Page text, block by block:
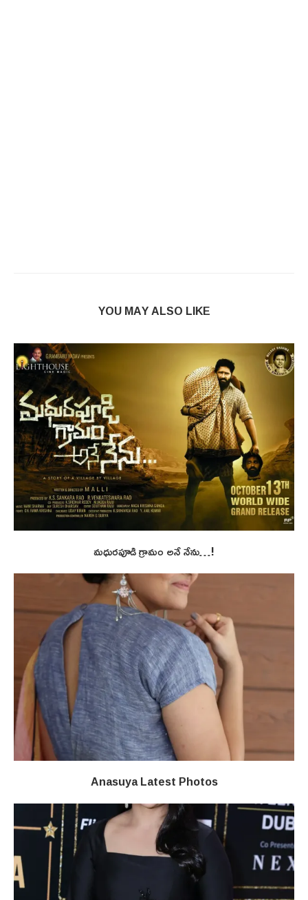
YOU MAY ALSO LIKE
మధురపూడి గ్రామం అనే నేను…!
Anasuya Latest Photos